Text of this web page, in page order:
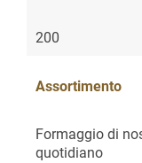
200
Assortimento
Formaggio di
quotidiano